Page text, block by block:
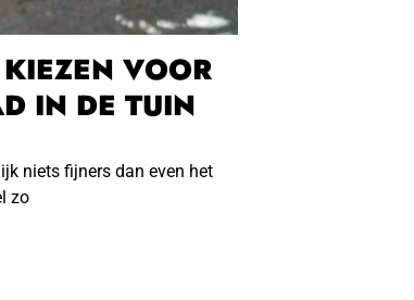
VOOR
IN DE TUIN
niets fijners dan even het
zo